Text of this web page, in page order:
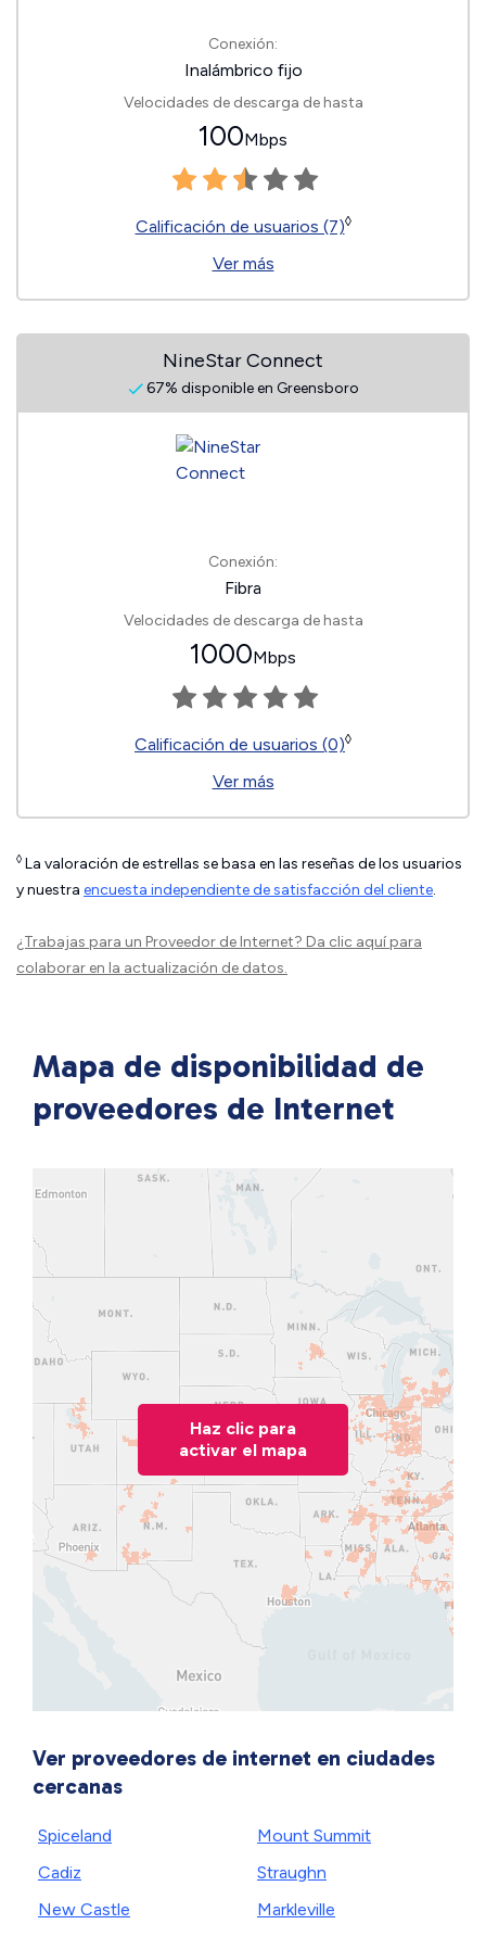
Conexión:
Inalámbrico fijo
Velocidades de descarga de hasta
100Mbps
Calificación de usuarios (7)◊
Ver más
NineStar Connect
67% disponible en Greensboro
Conexión:
Fibra
Velocidades de descarga de hasta
1000Mbps
Calificación de usuarios (0)◊
Ver más
◊ La valoración de estrellas se basa en las reseñas de los usuarios
y nuestra encuesta independiente de satisfacción del cliente.
¿Trabajas para un Proveedor de Internet? Da clic aquípara
colaborar en la actualización de datos.
Mapa de disponibilidad de
proveedores de Internet
Haz clic para
activar el mapa
Ver proveedores de internet en ciudades
cercanas
Spiceland
Cadiz
New Castle
Mount Summit
Straughn
Markleville